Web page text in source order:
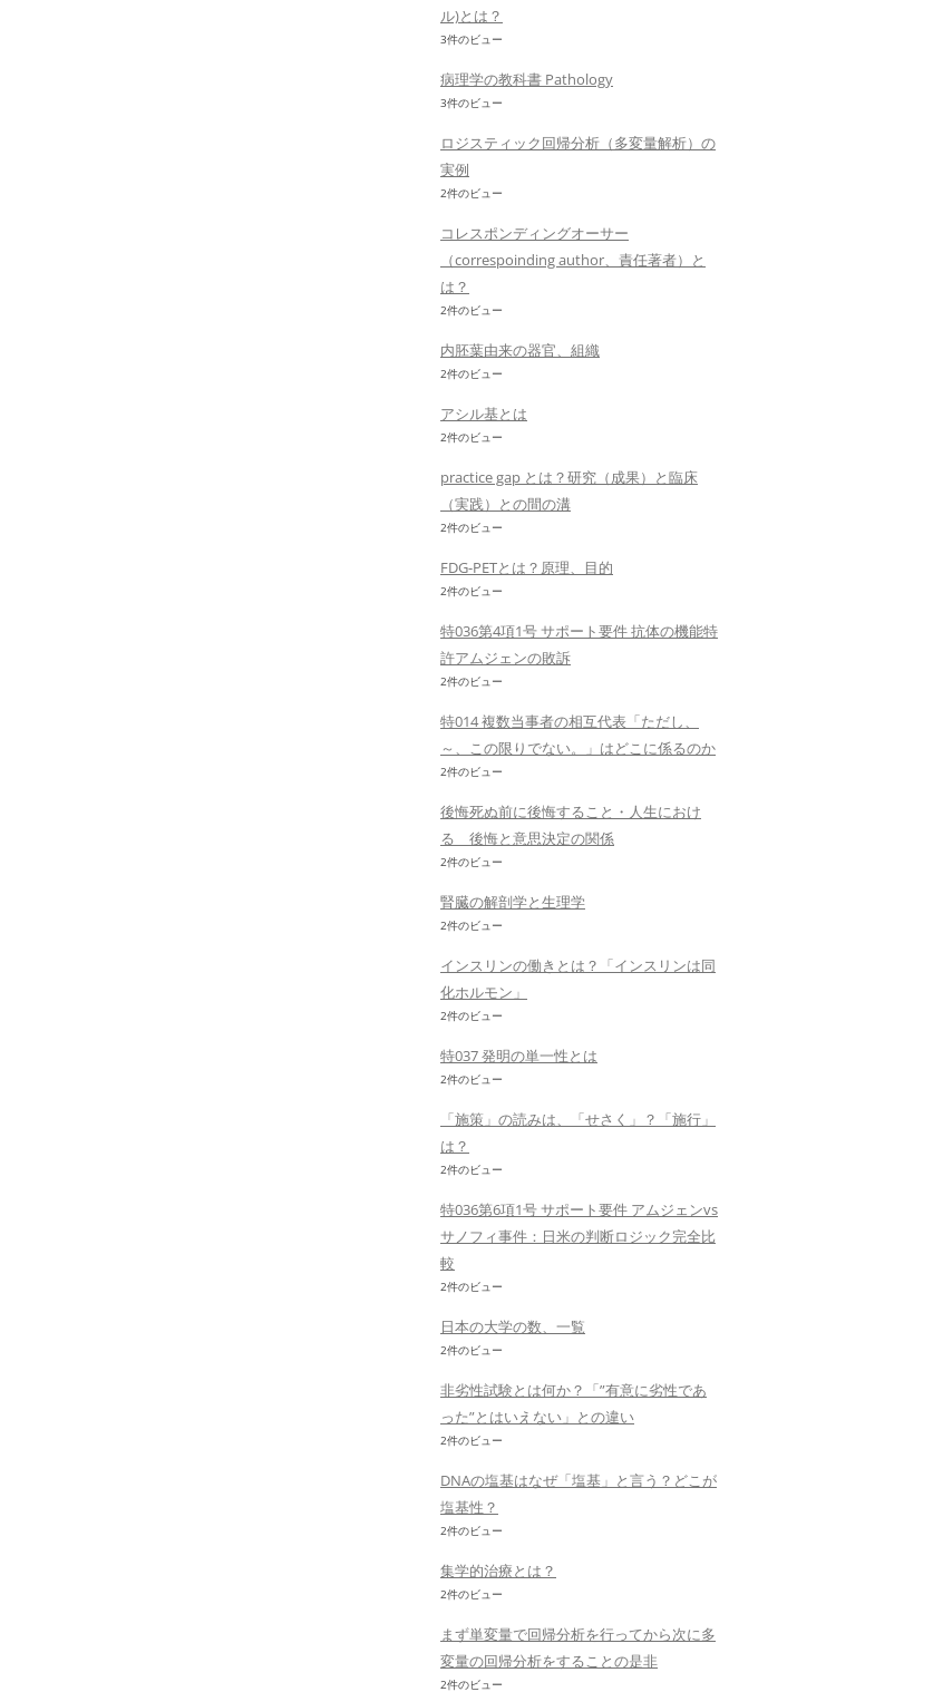
ル)とは？
3件のビュー
病理学の教科書 Pathology
3件のビュー
ロジスティック回帰分析（多変量解析）の
実例
2件のビュー
コレスポンディングオーサー
（correspoinding author、責任著者）と
は？
2件のビュー
内胚葉由来の器官、組織
2件のビュー
アシル基とは
2件のビュー
practice gap とは？研究（成果）と臨床
（実践）との間の溝
2件のビュー
FDG-PETとは？原理、目的
2件のビュー
特036第4項1号 サポート要件 抗体の機能特
許アムジェンの敗訴
2件のビュー
特014 複数当事者の相互代表「ただし、
～、この限りでない。」はどこに係るのか
2件のビュー
後悔死ぬ前に後悔すること・人生におけ
る 後悔と意思決定の関係
2件のビュー
腎臓の解剖学と生理学
2件のビュー
インスリンの働きとは？「インスリンは同
化ホルモン」
2件のビュー
特037 発明の単一性とは
2件のビュー
「施策」の読みは、「せさく」？「施行」
は？
2件のビュー
特036第6項1号 サポート要件 アムジェンvs
サノフィ事件：日米の判断ロジック完全比
較
2件のビュー
日本の大学の数、一覧
2件のビュー
非劣性試験とは何か？「”有意に劣性であ
った”とはいえない」との違い
2件のビュー
DNAの塩基はなぜ「塩基」と言う？どこが
塩基性？
2件のビュー
集学的治療とは？
2件のビュー
まず単変量で回帰分析を行ってから次に多
変量の回帰分析をすることの是非
2件のビュー